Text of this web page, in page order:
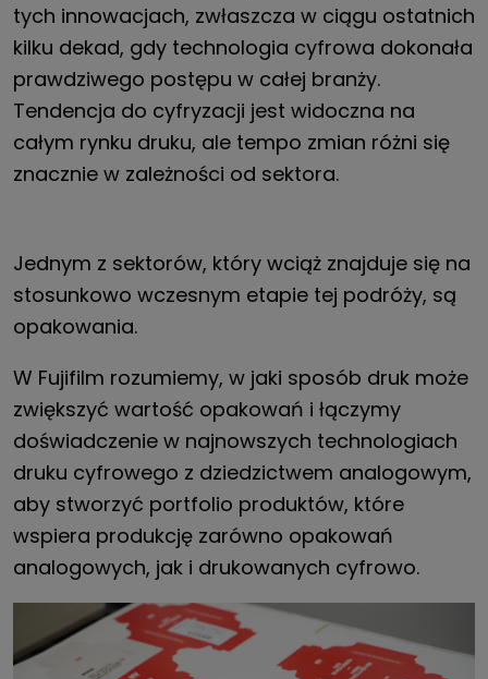
tych innowacjach, zwłaszcza w ciągu ostatnich
kilku dekad, gdy technologia cyfrowa dokonała
prawdziwego postępu w całej branży.
Tendencja do cyfryzacji jest widoczna na
całym rynku druku, ale tempo zmian różni się
znacznie w zależności od sektora.
Jednym z sektorów, który wciąż znajduje się na
stosunkowo wczesnym etapie tej podróży, są
opakowania.
W Fujifilm rozumiemy, w jaki sposób druk może
zwiększyć wartość opakowań i łączymy
doświadczenie w najnowszych technologiach
druku cyfrowego z dziedzictwem analogowym,
aby stworzyć portfolio produktów, które
wspiera produkcję zarówno opakowań
analogowych, jak i drukowanych cyfrowo.